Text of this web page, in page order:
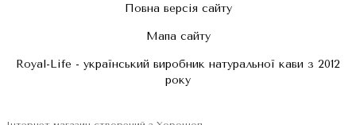
Повна версія сайту
Мапа сайту
Royal-Life - український виробник натуральної кави з 2012
року